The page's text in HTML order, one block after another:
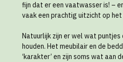
fijn dat er een vaatwasser is! –
vaak een prachtig uitzicht op
Natuurlijk zijn er wel wat puntjes
houden. Het meubilair en de
‘karakter’ en zijn soms wat aan